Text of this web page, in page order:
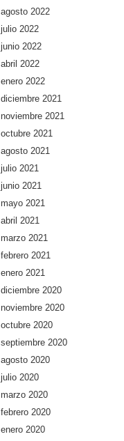
agosto 2022
julio 2022
junio 2022
abril 2022
enero 2022
diciembre 2021
noviembre 2021
octubre 2021
agosto 2021
julio 2021
junio 2021
mayo 2021
abril 2021
marzo 2021
febrero 2021
enero 2021
diciembre 2020
noviembre 2020
octubre 2020
septiembre 2020
agosto 2020
julio 2020
marzo 2020
febrero 2020
enero 2020